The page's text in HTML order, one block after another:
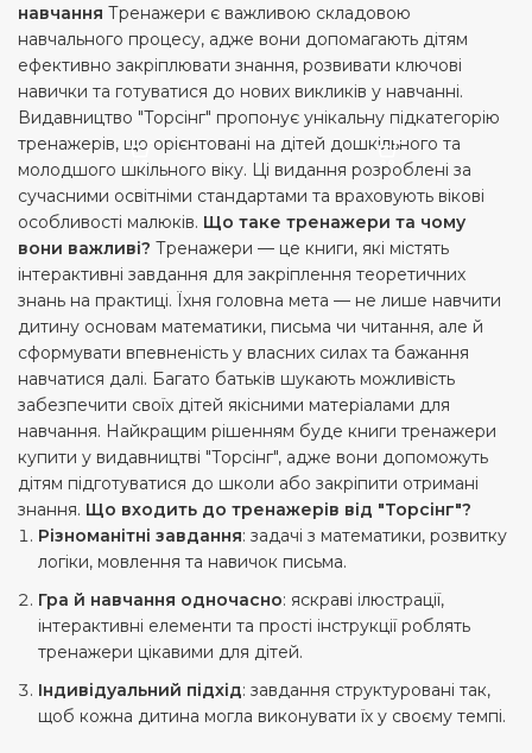
навчання Тренажери є важливою складовою
навчального процесу, адже вони допомагають дітям
ефективно закріплювати знання, розвивати ключові
навички та готуватися до нових викликів у навчанні.
Видавництво "Торсінг" пропонує унікальну підкатегорію
тренажерів, що орієнтовані на дітей дошкільного та
молодшого шкільного віку. Ці видання розроблені за
сучасними освітніми стандартами та враховують вікові
особливості малюків. Що таке тренажери та чому
вони важливі? Тренажери — це книги, які містять
інтерактивні завдання для закріплення теоретичних
знань на практиці. Їхня головна мета — не лише навчити
дитину основам математики, письма чи читання, але й
сформувати впевненість у власних силах та бажання
навчатися далі. Багато батьків шукають можливість
забезпечити своїх дітей якісними матеріалами для
навчання. Найкращим рішенням буде книги тренажери
купити у видавництві "Торсінг", адже вони допоможуть
дітям підготуватися до школи або закріпити отримані
знання. Що входить до тренажерів від "Торсінг"?
Різноманітні завдання: задачі з математики, розвитку
логіки, мовлення та навичок письма.
Гра й навчання одночасно: яскраві ілюстрації,
інтерактивні елементи та прості інструкції роблять
тренажери цікавими для дітей.
Індивідуальний підхід: завдання структуровані так,
щоб кожна дитина могла виконувати їх у своєму темпі.